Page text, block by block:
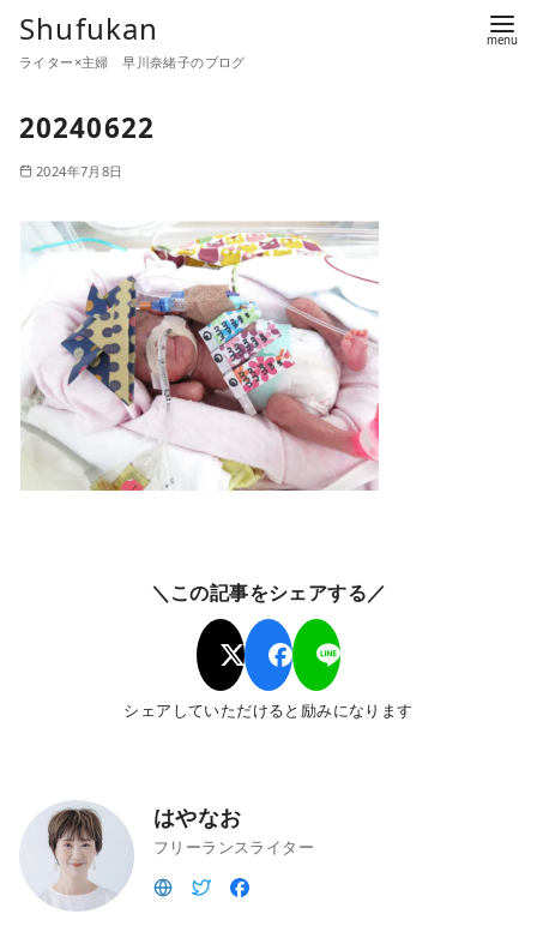
Shufukan
ライター×主婦 早川奈緒子のブログ
20240622
2024年7月8日
＼この記事をシェアする／
シェアしていただけると励みになります
はやなお
フリーランスライター